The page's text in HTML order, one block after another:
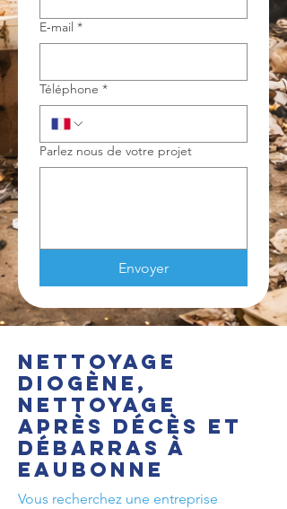
E‑mail *
Téléphone *
Parlez nous de votre projet
Envoyer
Nettoyage
Diogène,
nettoyage
après décès et
débarras à
Eaubonne
Vous recherchez une entreprise